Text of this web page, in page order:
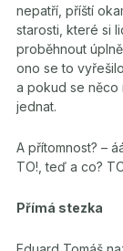
nepatří, příští
starosti, které si
proběhnout
ono se to
a pokud se něco
jednat.
A přítomnost? –
TO!, teď a co?
Přímá stezka